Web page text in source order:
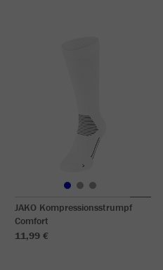
JAKO Kompressionsstrumpf
Comfort
11,99 €